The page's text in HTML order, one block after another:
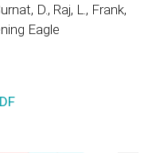
D., Raj, L., Frank,
Eagle